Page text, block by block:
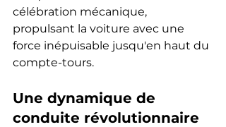
célébration mécanique,
propulsant la voiture avec une
force inépuisable jusqu'en haut du
compte-tours.
Une dynamique de
conduite révolutionnaire